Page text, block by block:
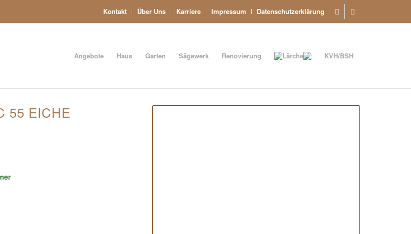
Kontakt Über Uns Karriere Impressum Datenschutzerklärung
Angebote Haus Garten Sägewerk Renovierung Lärche KVH/BSH
55 EICHE